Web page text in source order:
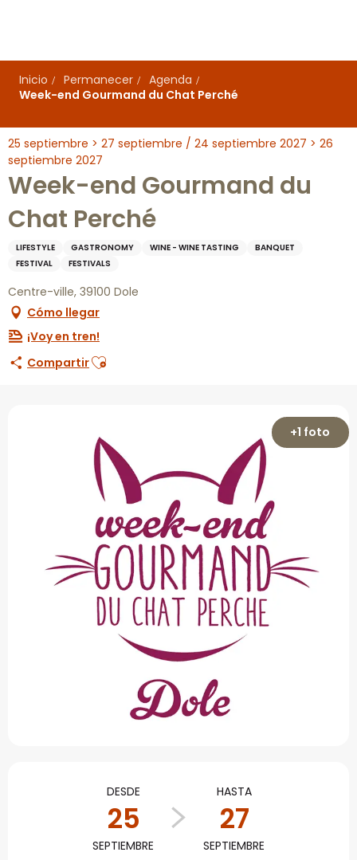
principal
Inicio
Permanecer
Agenda
Week-end Gourmand du Chat Perché
25 septiembre > 27 septiembre / 24 septiembre 2027 > 26
septiembre 2027
Week-end Gourmand du
Chat Perché
LIFESTYLE GASTRONOMY WINE - WINE TASTING
BANQUET
FESTIVAL
FESTIVALS
Centre-ville, 39100 Dole
Cómo llegar
¡Voy en tren!
CompartirAjouter aux favoris
+1 foto
Horarios y datos de
DESDE
25
SEPTIEMBRE
HASTA
27
SEPTIEMBRE